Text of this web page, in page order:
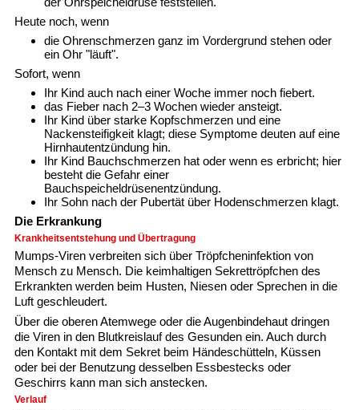
Heute noch, wenn
die Ohrenschmerzen ganz im Vordergrund stehen oder
ein Ohr "läuft".
Sofort, wenn
Ihr Kind auch nach einer Woche immer noch fiebert.
das Fieber nach 2–3 Wochen wieder ansteigt.
Ihr Kind über starke Kopfschmerzen und eine
Nackensteifigkeit klagt; diese Symptome deuten auf eine
Hirnhautentzündung hin.
Ihr Kind Bauchschmerzen hat oder wenn es erbricht; hier
besteht die Gefahr einer
Bauchspeicheldrüsenentzündung.
Ihr Sohn nach der Pubertät über Hodenschmerzen klagt.
Die Erkrankung
Krankheitsentstehung und Übertragung
Mumps-Viren verbreiten sich über Tröpfcheninfektion von
Mensch zu Mensch. Die keimhaltigen Sekrettröpfchen des
Erkrankten werden beim Husten, Niesen oder Sprechen in die
Luft geschleudert.
Über die oberen Atemwege oder die Augenbindehaut dringen
die Viren in den Blutkreislauf des Gesunden ein. Auch durch
den Kontakt mit dem Sekret beim Händeschütteln, Küssen
oder bei der Benutzung desselben Essbestecks oder
Geschirrs kann man sich anstecken.
Verlauf